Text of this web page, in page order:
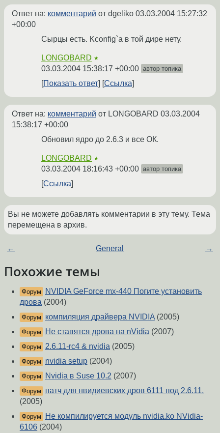
Ответ на: комментарий от dgeliko 03.03.2004 15:27:32
+00:00
Сырцы есть. Kconfig`a в той дире нету.
LONGOBARD ★
03.03.2004 15:38:17 +00:00 автор топика
Показать ответ Ссылка
Ответ на: комментарий от LONGOBARD 03.03.2004
15:38:17 +00:00
Обновил ядро до 2.6.3 и все ОК.
LONGOBARD ★
03.03.2004 18:16:43 +00:00 автор топика
Ссылка
Вы не можете добавлять комментарии в эту тему. Тема
перемещена в архив.
← General →
Похожие темы
Форум
NVIDIA GeForce mx-440 Погите установить
дрова (2004)
Форум компиляция драйвера NVIDIA (2005)
Форум Не ставятся дрова на nVidia (2007)
Форум 2.6.11-rc4 & nvidia (2005)
Форум nvidia setup (2004)
Форум Nvidia в Suse 10.2 (2007)
Форум
патч для нвидиевских дров 6111 под 2.6.11.
(2005)
Форум
Не компилируется модуль nvidia.ko NVidia-
6106 (2004)